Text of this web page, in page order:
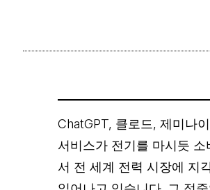
ChatGPT, 클로드, 제미나
서비스가 전기를 마시듯 소
서 전 세계 전력 시장에 지